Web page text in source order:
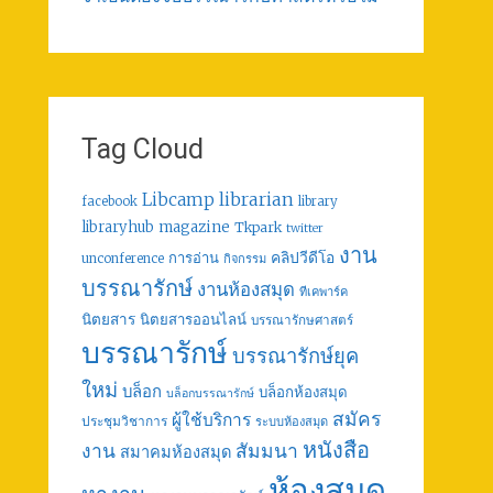
Tag Cloud
facebook Libcamp librarian library
libraryhub magazine Tkpark twitter
unconference การอ่าน กิจกรรม คลิปวีดีโอ งาน
บรรณารักษ์ งานห้องสมุด ทีเคพาร์ค
นิตยสาร นิตยสารออนไลน์ บรรณารักษศาสตร์
บรรณารักษ์ บรรณารักษ์ยุค
ใหม่ บล็อก บล็อกบรรณารักษ์ บล็อกห้องสมุด
ประชุมวิชาการ ผู้ใช้บริการ ระบบห้องสมุด สมัคร
งาน สมาคมห้องสมุด สัมมนา หนังสือ